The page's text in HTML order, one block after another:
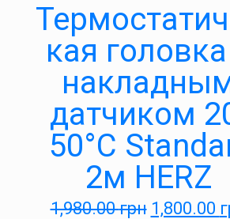
кая
датчиком
50°С
2м HERZ
1,980.00грн 1,800.00